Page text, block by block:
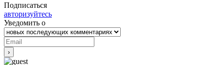
Подписаться
авторизуйтесь
Уведомить о